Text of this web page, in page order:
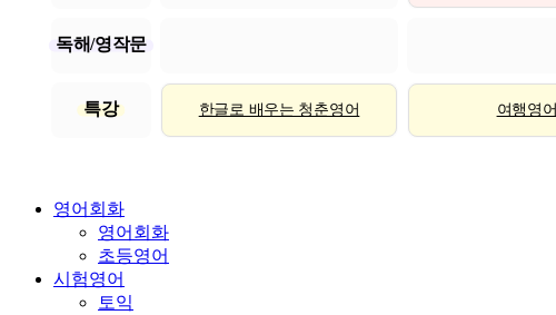
독해/영작문
특강 한글로 배우는 청춘영어 여행영어
영어회화
영어회화
초등영어
시험영어
토익